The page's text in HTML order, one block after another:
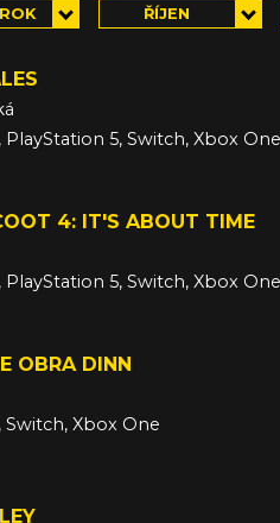
ROK ŘÍJEN
PlayStation 5, Switch, Xbox
4: IT'S ABOUT TIME
PlayStation 5, Switch, Xbox
OBRA DINN
Switch, Xbox One